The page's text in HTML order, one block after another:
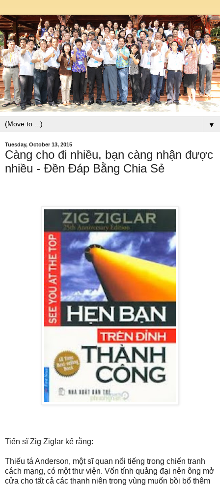
▼
Tuesday, October 13, 2015
Càng cho đi nhiều, bạn càng nhận được
nhiều - Đền Đáp Bằng Chia Sẻ
Tiến sĩ Zig Ziglar kể rằng:
Thiếu tá Anderson, một sĩ quan nổi tiếng trong chiến tranh
cách mạng, có một thư viện. Vốn tính quảng đại nên ông mở
cửa cho tất cả các thanh niên trong vùng muốn bồi bổ thêm